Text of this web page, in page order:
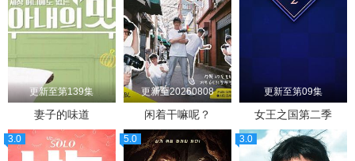
更新至第139集
妻子的味道
更新至20260808
闲着干嘛呢？
更新至第09集
女王之国第二季
3.0 5.0 3.0